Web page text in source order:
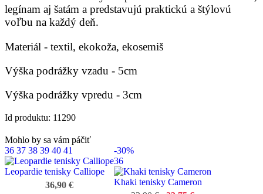
legínam aj šatám a predstavujú praktickú a štýlovú
voľbu na každý deň.
Materiál - textil, ekokoža, ekosemiš
Výška podrážky vzadu - 5cm
Výška podrážky vpredu - 3cm
Id produktu: 11290
Mohlo by sa vám páčiť
36 37 38 39 40 41
Leopardie tenisky Calliope
36,90 €
-30%
36
Khaki tenisky Cameron